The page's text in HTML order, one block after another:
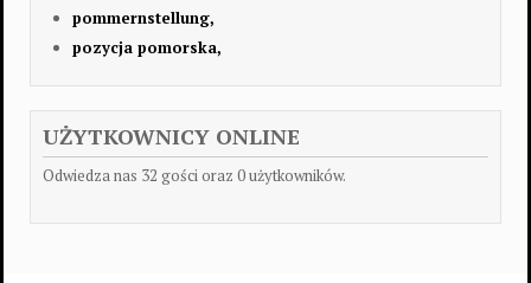
pommernstellung,
pozycja pomorska,
UŻYTKOWNICY ONLINE
Odwiedza nas 32 gości oraz 0 użytkowników.